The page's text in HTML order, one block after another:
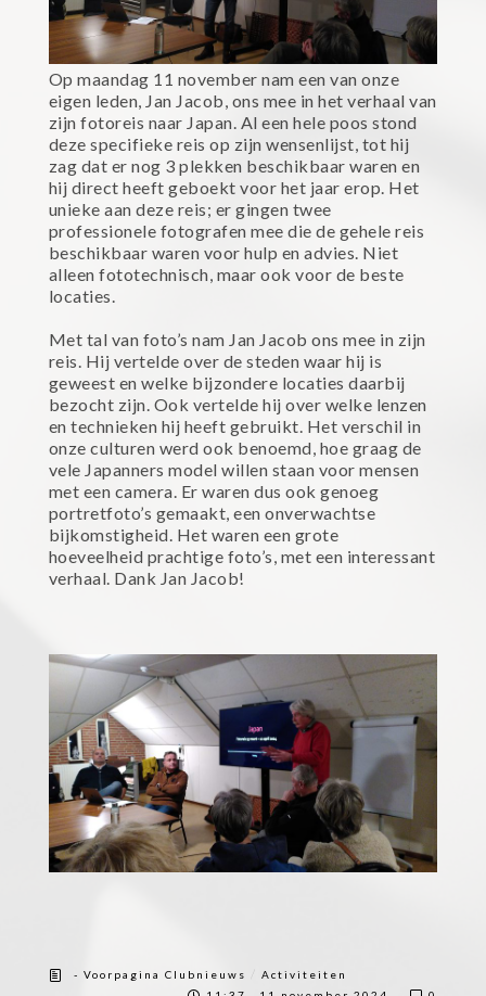
Op maandag 11 november nam een van onze
eigen leden, Jan Jacob, ons mee in het verhaal van
zijn fotoreis naar Japan. Al een hele poos stond
deze specifieke reis op zijn wensenlijst, tot hij
zag dat er nog 3 plekken beschikbaar waren en
hij direct heeft geboekt voor het jaar erop. Het
unieke aan deze reis; er gingen twee
professionele fotografen mee die de gehele reis
beschikbaar waren voor hulp en advies. Niet
alleen fototechnisch, maar ook voor de beste
locaties.
Met tal van foto’s nam Jan Jacob ons mee in zijn
reis. Hij vertelde over de steden waar hij is
geweest en welke bijzondere locaties daarbij
bezocht zijn. Ook vertelde hij over welke lenzen
en technieken hij heeft gebruikt. Het verschil in
onze culturen werd ook benoemd, hoe graag de
vele Japanners model willen staan voor mensen
met een camera. Er waren dus ook genoeg
portretfoto’s gemaakt, een onverwachtse
bijkomstigheid. Het waren een grote
hoeveelheid prachtige foto’s, met een interessant
verhaal. Dank Jan Jacob!
- Voorpagina Clubnieuws
Activiteiten